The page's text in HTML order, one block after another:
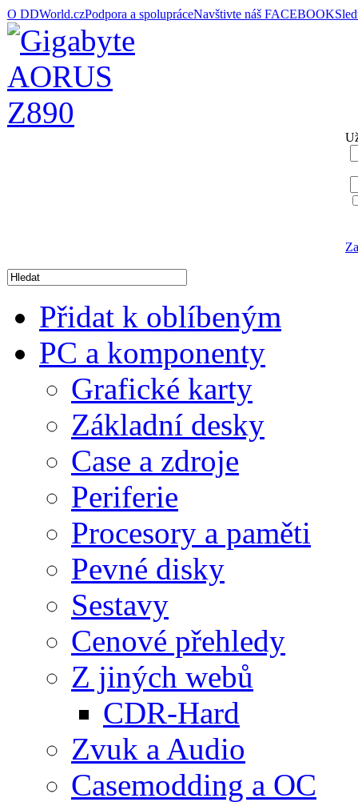
O DDWorld.czPodpora a spolupráceNavštivte náš FACEBOOK
Přidat k oblíbeným
PC a komponenty
Grafické karty
Základní desky
Case a zdroje
Periferie
Procesory a paměti
Pevné disky
Sestavy
Cenové přehledy
Z jiných webů
CDR-Hard
Zvuk a Audio
Casemodding a OC